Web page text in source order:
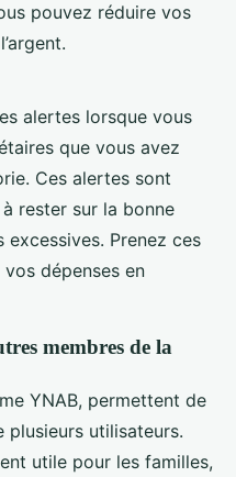
pouvez réduire vos
alertes lorsque vous
que vous avez
Ces alertes sont
rester sur la bonne
Prenez ces
dépenses en
membres de la
YNAB, permettent de
plusieurs utilisateurs.
utile pour les familles,